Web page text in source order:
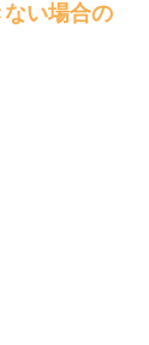
い場合の